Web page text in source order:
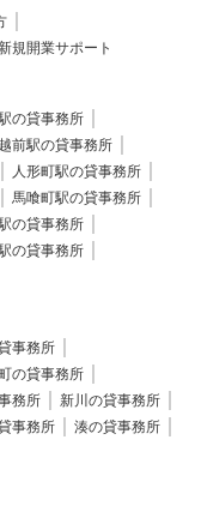
規開業サポート
の貸事務所
前駅の貸事務所
人形町駅の貸事務所
馬喰町駅の貸事務所
の貸事務所
の貸事務所
事務所
の貸事務所
務所
新川の貸事務所
事務所
湊の貸事務所